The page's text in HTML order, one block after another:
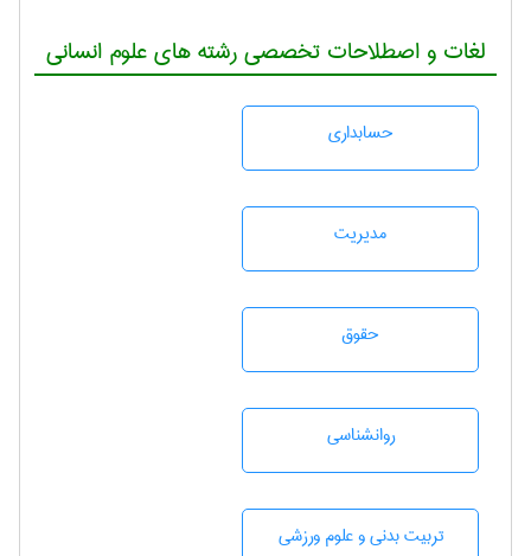
لغات و اصطلاحات تخصصی رشته های علوم انسانی
حسابداری
مديريت
حقوق
روانشناسی
تربيت بدنی و علوم ورزشی